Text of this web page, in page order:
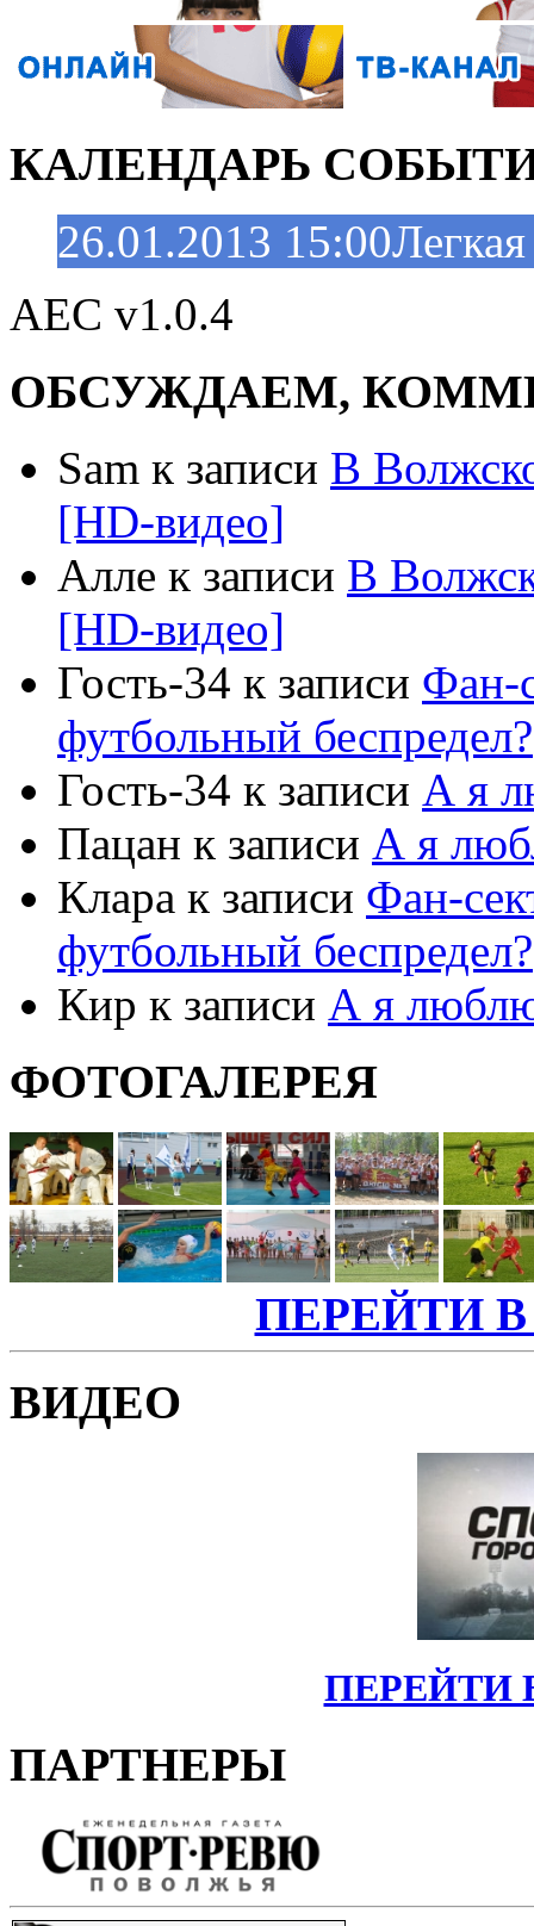
КАЛЕНДАРЬ
26.01.2013 15:00
AEC v1.0.4
ОБСУЖДАЕМ,
Sam к записи В
[HD-видео]
Алле к записи В
[HD-видео]
Гость-34 к записи Фан-
футбольный беспредел?
Гость-34 к записи А я
Пацан к записи А я
Клара к записи Фан-
футбольный беспредел?
Кир к записи А я
ФОТОГАЛЕРЕЯ
ПЕРЕЙТИ В
ВИДЕО
ПЕРЕЙТИ
ПАРТНЕРЫ